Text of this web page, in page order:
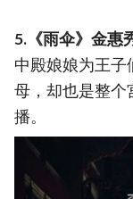
5.《雨伞》金惠
中殿娘娘为王子
母，却也是整个
播。